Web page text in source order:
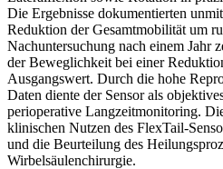
Die Ergebnisse dokumentierten
Reduktion der Gesamtmobilität um
Nachuntersuchung nach einem Jahr
der Beweglichkeit bei einer
Ausgangswert. Durch die hohe
Daten diente der Sensor als
perioperative Langzeitmonitoring.
klinischen Nutzen des FlexTail-
und die Beurteilung des
Wirbelsäulenchirurgie.